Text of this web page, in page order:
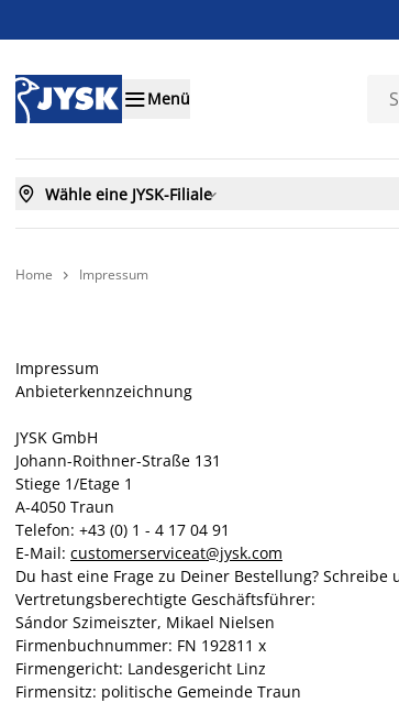
Menü
 Wähle eine JYSK-Filiale
Home  Impressum
Impressum
Anbieterkennzeichnung
JYSK GmbH
Johann-Roithner-Straße 131
Stiege 1/Etage 1
A-4050 Traun
Telefon: +43 (0) 1 - 4 17 04 91
E-Mail: customerserviceat@jysk.com
Du hast eine Frage zu Deiner Bestellung? Schreibe
Vertretungsberechtigte Geschäftsführer:
Sándor Szimeiszter, Mikael Nielsen
Firmenbuchnummer: FN 192811 x
Firmengericht: Landesgericht Linz
Firmensitz: politische Gemeinde Traun